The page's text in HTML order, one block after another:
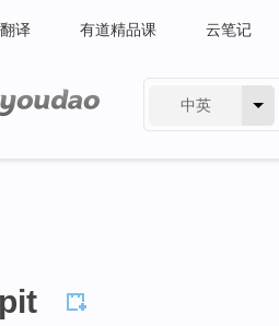
翻译 有道精品课 云笔记
中英